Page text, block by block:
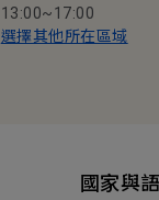
13:00~17:00
選擇其他所在區域
國家與